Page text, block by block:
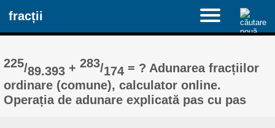
fracții
225/89.393 +283/174 = ? Adunarea fracțiilor
ordinare (comune), calculator online.
Operația de adunare explicată pas cu pas